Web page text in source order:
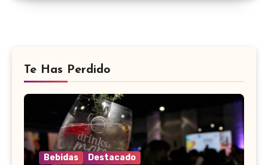
Te Has Perdido
Bebidas Destacado